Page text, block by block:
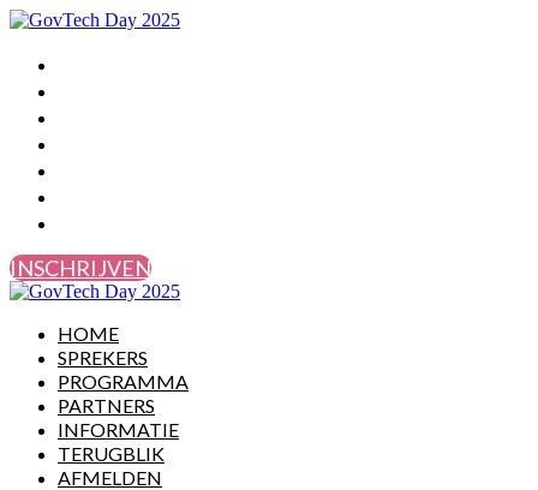
INSCHRIJVEN
HOME
SPREKERS
PROGRAMMA
PARTNERS
INFORMATIE
TERUGBLIK
AFMELDEN